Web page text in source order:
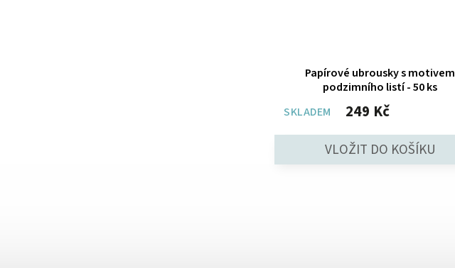
Papírové ubrousky s motivem
podzimního listí - 50 ks
SKLADEM
249 Kč